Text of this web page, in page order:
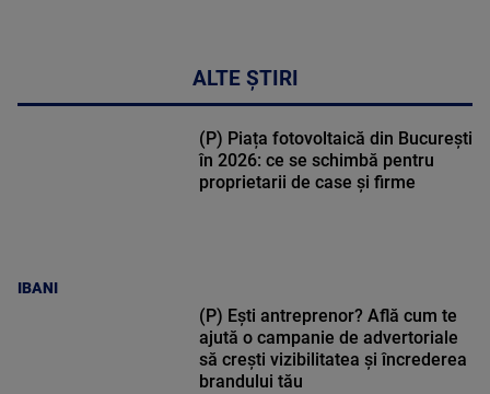
ALTE ȘTIRI
IBANI
(P) Piața fotovoltaică din București
în 2026: ce se schimbă pentru
proprietarii de case și firme
(P) Ești antreprenor? Află cum te
ajută o campanie de advertoriale
să crești vizibilitatea și încrederea
brandului tău